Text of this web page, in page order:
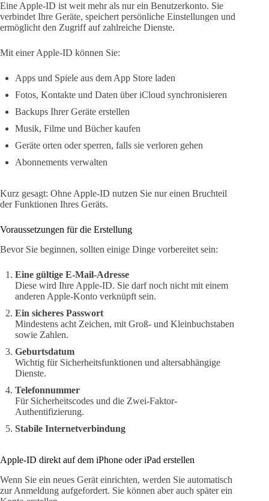
Eine Apple-ID ist weit mehr als nur ein Benutzerkonto. Sie
verbindet Ihre Geräte, speichert persönliche Einstellungen und
ermöglicht den Zugriff auf zahlreiche Dienste.
Mit einer Apple-ID können Sie:
Apps und Spiele aus dem App Store laden
Fotos, Kontakte und Daten über iCloud synchronisieren
Backups Ihrer Geräte erstellen
Musik, Filme und Bücher kaufen
Geräte orten oder sperren, falls sie verloren gehen
Abonnements verwalten
Kurz gesagt: Ohne Apple-ID nutzen Sie nur einen Bruchteil
der Funktionen Ihres Geräts.
Voraussetzungen für die Erstellung
Bevor Sie beginnen, sollten einige Dinge vorbereitet sein:
Eine gültige E-Mail-Adresse
Diese wird Ihre Apple-ID. Sie darf noch nicht mit einem
anderen Apple-Konto verknüpft sein.
Ein sicheres Passwort
Mindestens acht Zeichen, mit Groß- und Kleinbuchstaben
sowie Zahlen.
Geburtsdatum
Wichtig für Sicherheitsfunktionen und altersabhängige
Dienste.
Telefonnummer
Für Sicherheitscodes und die Zwei-Faktor-
Authentifizierung.
Stabile Internetverbindung
Apple-ID direkt auf dem iPhone oder iPad erstellen
Wenn Sie ein neues Gerät einrichten, werden Sie automatisch
zur Anmeldung aufgefordert. Sie können aber auch später ein